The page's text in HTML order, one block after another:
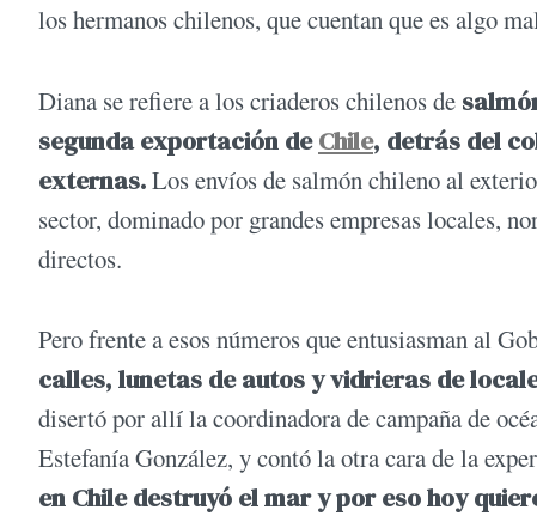
los hermanos chilenos, que cuentan que es algo
Diana se refiere a los criaderos chilenos de
segunda exportación deChile, detrás del
externas.Los envíos de salmón chileno al
sector, dominado por grandes empresas locales,
directos.
Pero frente a esos números que entusiasman al
calles, lunetas de autos y vidrieras de
disertó por allí la coordinadora de campaña de
Estefanía González, y contó la otra cara de la
en Chile destruyó el mar y por eso hoy